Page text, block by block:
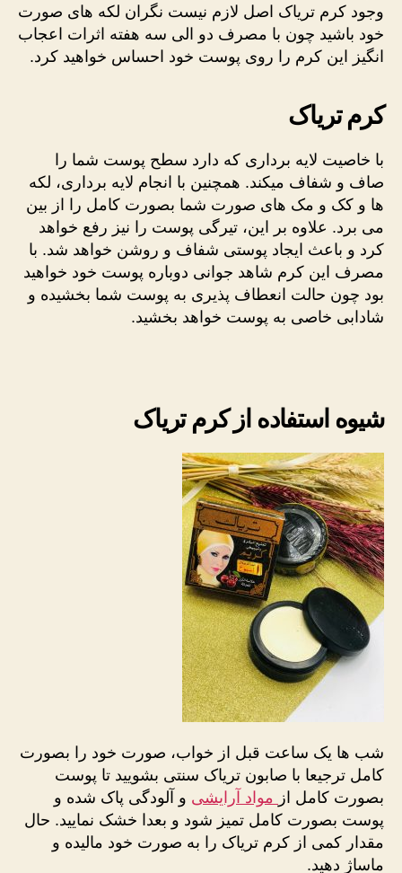
وجود کرم تریاک اصل لازم نیست نگران لکه های صورت
خود باشید چون با مصرف دو الی سه هفته اثرات اعجاب
انگیز این کرم را روی پوست خود احساس خواهید کرد.
کرم تریاک
با خاصیت لایه برداری که دارد سطح پوست شما را
صاف و شفاف میکند. همچنین با انجام لایه برداری، لکه
ها و کک و مک های صورت شما بصورت کامل را از بین
می برد. علاوه بر این، تیرگی پوست را نیز رفع خواهد
کرد و باعث ایجاد پوستی شفاف و روشن خواهد شد. با
مصرف این کرم شاهد جوانی دوباره پوست خود خواهید
بود چون حالت انعطاف پذیری به پوست شما بخشیده و
شادابی خاصی به پوست خواهد بخشید.
شیوه استفاده از کرم تریاک
شب ها یک ساعت قبل از خواب، صورت خود را بصورت
کامل ترجیعا با صابون تریاک سنتی بشویید تا پوست
بصورت کامل از مواد آرایشی و آلودگی پاک شده و
پوست بصورت کامل تمیز شود و بعدا خشک نمایید. حال
مقدار کمی از کرم تریاک را به صورت خود مالیده و
ماساژ دهید.